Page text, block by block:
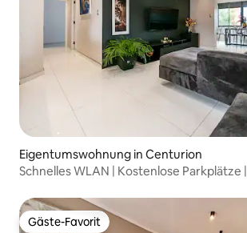
Eigentumswohnung in Centurion
Schnelles WLAN | Kostenlose Parkplätze |
Gäste-Favorit
Gäste-Favorit